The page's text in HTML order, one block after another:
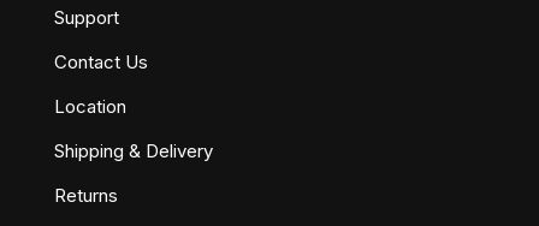
Support
Contact Us
Location
Shipping & Delivery
Returns